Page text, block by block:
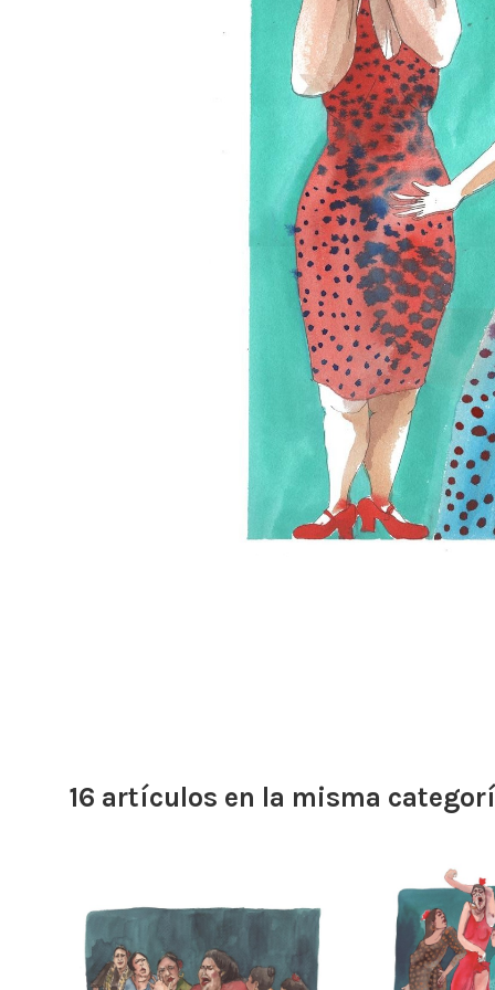
16 artículos en la misma